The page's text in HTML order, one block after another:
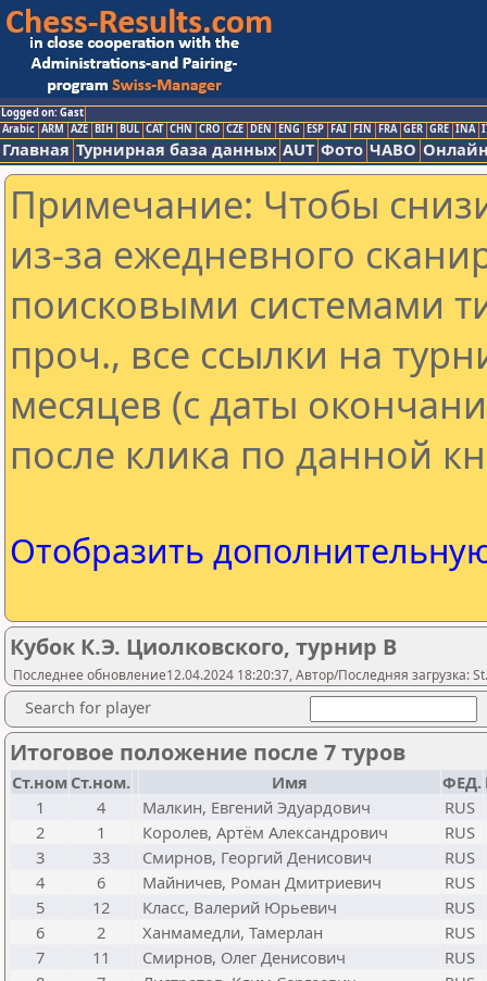
Logged on: Gast
Arabic ARM AZE BIH BUL CAT CHN CRO CZE DEN ENG ESP FAI FIN FRA GER GRE INA
Главная Турнирная база данных AUT Фото ЧАВО
Примечание: Чтобы
из-за ежедневного
поисковыми системами
проч., все ссылки на
месяцев (с даты
после клика по данной
Отобразить
Кубок К.Э. Циолковского, турнир B
Последнее обновление12.04.2024 18:20:37, Автор/Последняя загрузка:
Search for player
Итоговое положение после 7 туров
Ст.ном Ст.ном. Имя ФЕД.
1
4 Малкин, Евгений Эдуардович
RUS
2
1 Королев, Артём Александрович
RUS
3
33 Смирнов, Георгий Денисович
RUS
4
6 Майничев, Роман Дмитриевич
RUS
5
12 Класс, Валерий Юрьевич
RUS
6
2 Ханмамедли, Тамерлан
RUS
7
11 Смирнов, Олег Денисович
RUS